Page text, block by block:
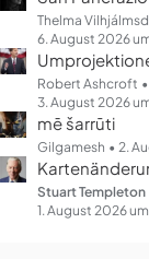
Thelma
6. August 2026
Robert Ashcroft
3. August 2026
mē šarrūti
Gilgamesh 2.
Stuart Templeton
1. August 2026